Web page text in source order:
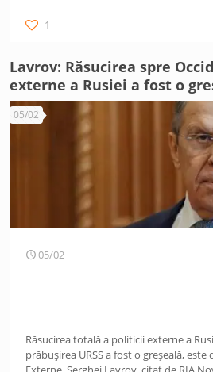
1
Lavrov: Răsucirea spre
externe a Rusiei a fost o
05/02
05/02
Răsucirea totală a politicii externe a
prăbușirea URSS a fost o greșeală,